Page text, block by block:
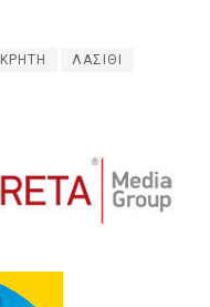
ΚΡΗΤΗ ΛΑΣΙΘΙ